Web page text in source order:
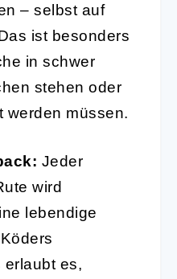
– selbst auf
ist besonders
in schwer
stehen oder
werden müssen.
Jeder
wird
lebendige
erlaubt es,